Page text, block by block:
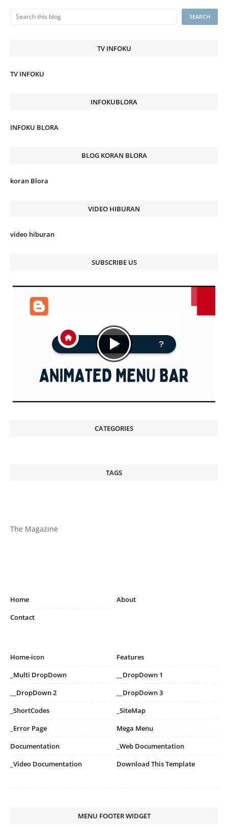
TV INFOKU
TV INFOKU
INFOKUBLORA
INFOKU BLORA
BLOG KORAN BLORA
koran Blora
VIDEO HIBURAN
video hiburan
SUBSCRIBE US
CATEGORIES
TAGS
The Magazine
Home
About
Contact
Home-icon
Features
_Multi DropDown
__DropDown 1
__DropDown 2
__DropDown 3
_ShortCodes
_SiteMap
_Error Page
Mega Menu
Documentation
_Web Documentation
_Video Documentation
Download This Template
MENU FOOTER WIDGET